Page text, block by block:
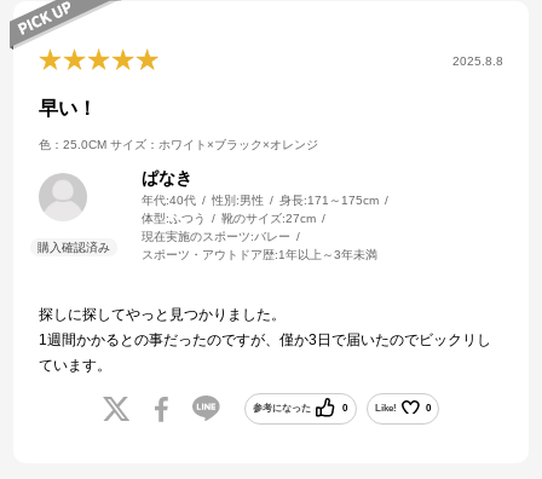
2025.8.8
早い！
色：25.0CM サイズ：ホワイト×ブラック×オレンジ
ぱなき
年代:40代 性別:男性 身長:171～175cm
体型: ふつう 靴のサイズ:27cm
現在実施のスポーツ:バレー
スポーツ・アウトドア歴:1年以上～3年未満
探しに探してやっと見つかりました。
1週間かかるとの事だったのですが、僅か3日で届いたのでビックリし
ています。
参考になった 0 Like! 0